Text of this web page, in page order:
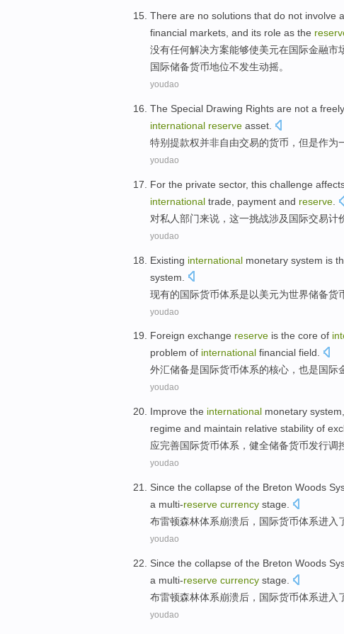
There are no solutions that do not involve
financial markets , and its role as the
没有任何解决方案能够使美元在国际金融市
国际储备货币地位不发生动摇。
youdao
The Special Drawing Rights are not a freely
international reserve asset
特别提款权并非自由交易的货币 ， 但是作为
youdao
For the private sector, this challenge
international trade payment and reserve
对私人部门来说 ， 这一挑战涉及 国际交易计
youdao
Existing international monetary system is
system.
现有的国际货币体系是以美元为世界储备货
youdao
Foreign exchange reserve is the core of
problem of international financial field.
外汇储备是国际货币体系的核心 ， 也是国际
youdao
Improve the international monetary system
regime and maintain relative stability of
应完善国际货币体系 ， 健全储备货币发行调
youdao
Since the collapse of the Breton Woods
a multi-reserve currency stage.
布雷顿森林体系崩溃后 ， 国际货币体系进入
youdao
Since the collapse of the Breton Woods
a multi-reserve currency stage.
布雷顿森林体系崩溃后 ， 国际货币体系进入
youdao